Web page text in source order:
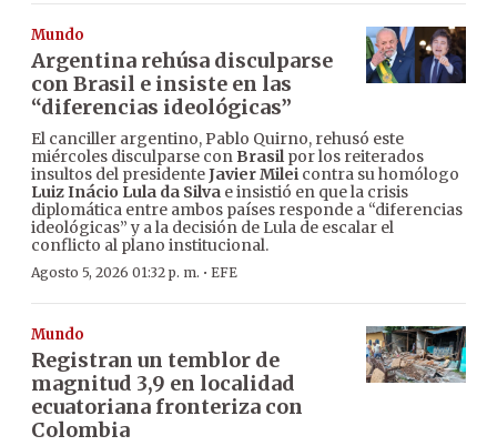
Mundo
Argentina rehúsa disculparse
con Brasil e insiste en las
“diferencias ideológicas”
El canciller argentino, Pablo Quirno, rehusó este
miércoles disculparse con Brasilpor los reiterados
insultos del presidenteJavier Milei contra su homólogo
Luiz Inácio Lula da Silva e insistió en que la crisis
diplomática entre ambos países responde a “diferencias
ideológicas” y a la decisión de Lula de escalar el
conflicto al plano institucional.
Agosto 5, 2026 01:32 p. m. · EFE
Mundo
Registran un temblor de
magnitud 3,9 en localidad
ecuatoriana fronteriza con
Colombia